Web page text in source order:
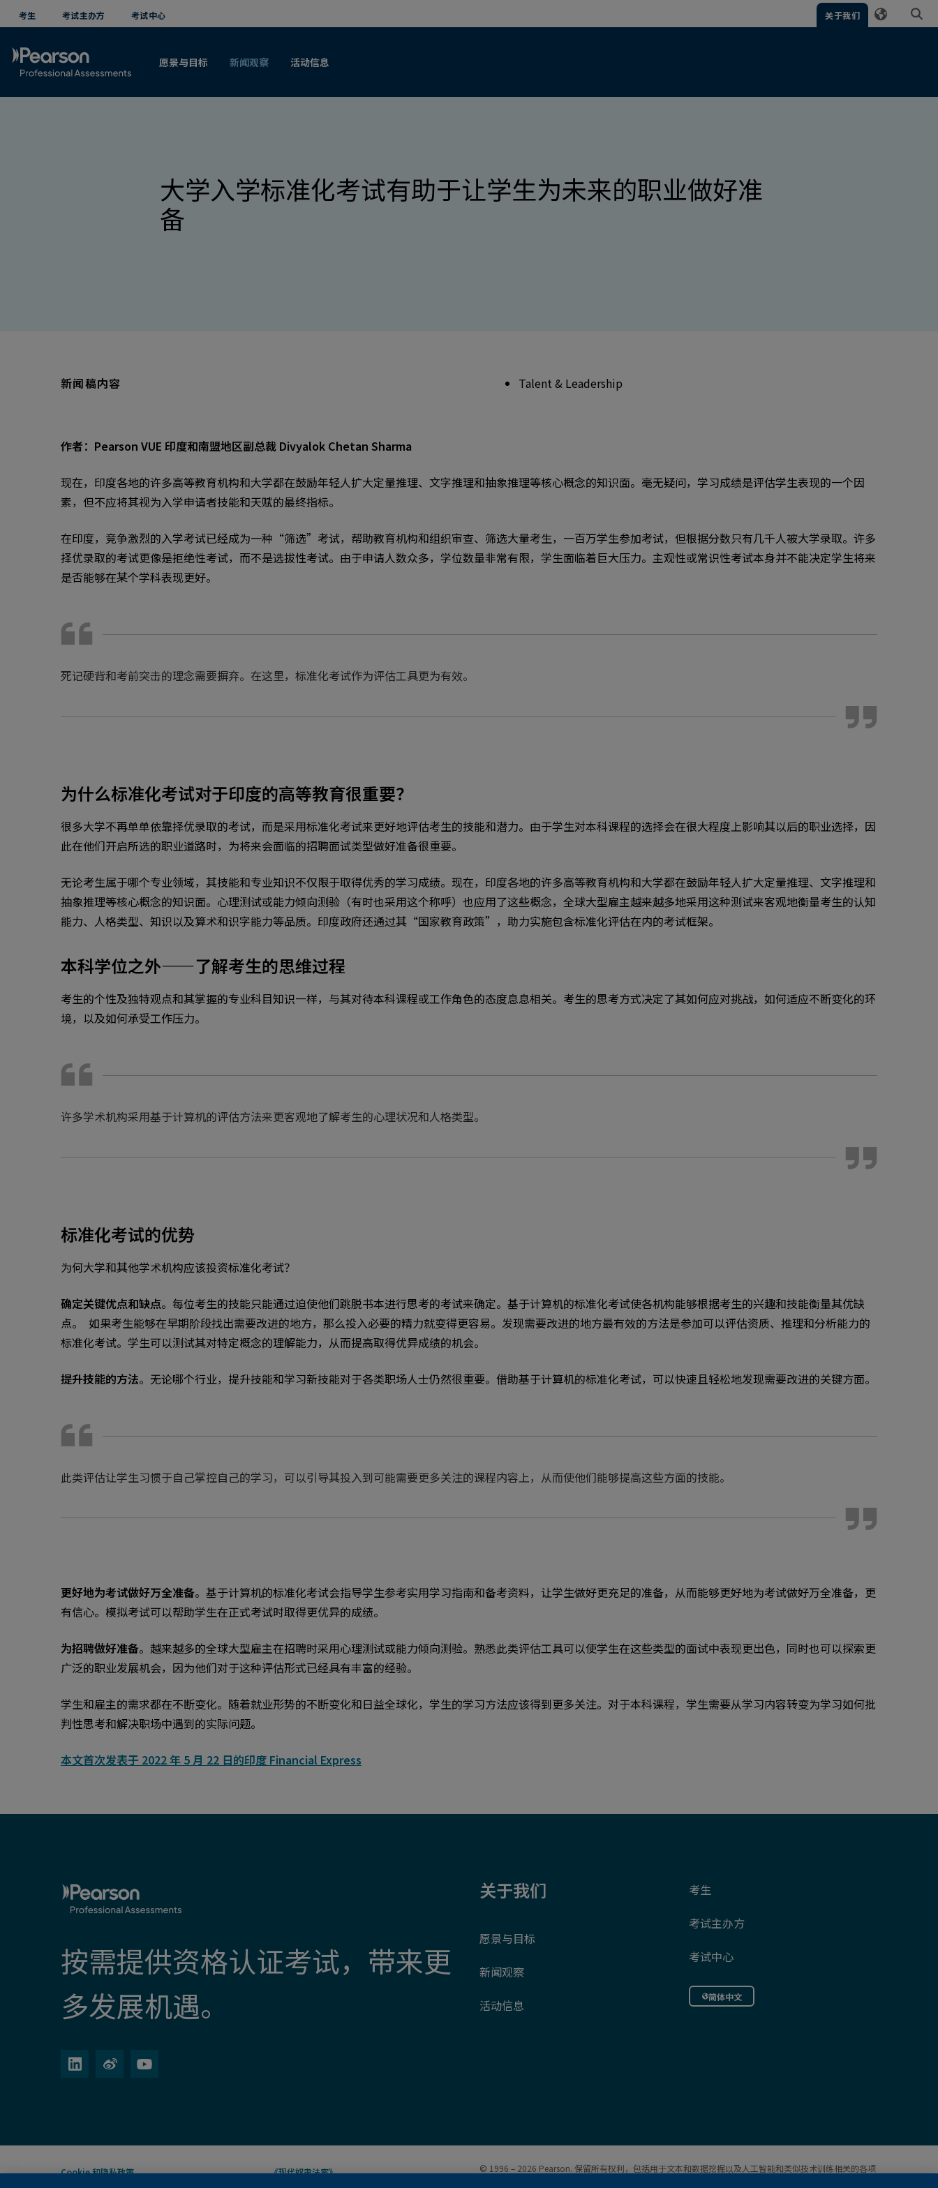
考生 考试主办方 考试中心 关于我们
愿景与目标 新闻观察 活动信息
大学入学标准化考试有助于让学生为未来的职业做好准
备
新闻稿内容 Talent & Leadership
作者：Pearson VUE 印度和南盟地区副总裁 Divyalok Chetan Sharma
现在，印度各地的许多高等教育机构和大学都在鼓励年轻人扩大定量推理、文字推理和抽象推理等核心概念的知识面。毫无疑问，学习成绩是评估学生表现的一个因
素，但不应将其视为入学申请者技能和天赋的最终指标。
在印度，竞争激烈的入学考试已经成为一种“筛选”考试，帮助教育机构和组织审查、筛选大量考生，一百万学生参加考试，但根据分数只有几千人被大学录取。许多
择优录取的考试更像是拒绝性考试，而不是选拔性考试。由于申请人数众多，学位数量非常有限，学生面临着巨大压力。主观性或常识性考试本身并不能决定学生将来
是否能够在某个学科表现更好。
死记硬背和考前突击的理念需要摒弃。在这里，标准化考试作为评估工具更为有效。
为什么标准化考试对于印度的高等教育很重要？
很多大学不再单单依靠择优录取的考试，而是采用标准化考试来更好地评估考生的技能和潜力。由于学生对本科课程的选择会在很大程度上影响其以后的职业选择，因
此在他们开启所选的职业道路时，为将来会面临的招聘面试类型做好准备很重要。
无论考生属于哪个专业领域，其技能和专业知识不仅限于取得优秀的学习成绩。现在，印度各地的许多高等教育机构和大学都在鼓励年轻人扩大定量推理、文字推理和
抽象推理等核心概念的知识面。心理测试或能力倾向测验（有时也采用这个称呼）也应用了这些概念，全球大型雇主越来越多地采用这种测试来客观地衡量考生的认知
能力、人格类型、知识以及算术和识字能力等品质。印度政府还通过其“国家教育政策”，助力实施包含标准化评估在内的考试框架。
本科学位之外——了解考生的思维过程
考生的个性及独特观点和其掌握的专业科目知识一样，与其对待本科课程或工作角色的态度息息相关。考生的思考方式决定了其如何应对挑战，如何适应不断变化的环
境，以及如何承受工作压力。
许多学术机构采用基于计算机的评估方法来更客观地了解考生的心理状况和人格类型。
标准化考试的优势
为何大学和其他学术机构应该投资标准化考试？
确定关键优点和缺点。每位考生的技能只能通过迫使他们跳脱书本进行思考的考试来确定。基于计算机的标准化考试使各机构能够根据考生的兴趣和技能衡量其优缺
点。 如果考生能够在早期阶段找出需要改进的地方，那么投入必要的精力就变得更容易。发现需要改进的地方最有效的方法是参加可以评估资质、推理和分析能力的
标准化考试。学生可以测试其对特定概念的理解能力，从而提高取得优异成绩的机会。
提升技能的方法。无论哪个行业，提升技能和学习新技能对于各类职场人士仍然很重要。借助基于计算机的标准化考试，可以快速且轻松地发现需要改进的关键方面。
此类评估让学生习惯于自己掌控自己的学习，可以引导其投入到可能需要更多关注的课程内容上，从而使他们能够提高这些方面的技能。
更好地为考试做好万全准备。基于计算机的标准化考试会指导学生参考实用学习指南和备考资料，让学生做好更充足的准备，从而能够更好地为考试做好万全准备，更
有信心。模拟考试可以帮助学生在正式考试时取得更优异的成绩。
为招聘做好准备。越来越多的全球大型雇主在招聘时采用心理测试或能力倾向测验。熟悉此类评估工具可以使学生在这些类型的面试中表现更出色，同时也可以探索更
广泛的职业发展机会，因为他们对于这种评估形式已经具有丰富的经验。
学生和雇主的需求都在不断变化。随着就业形势的不断变化和日益全球化，学生的学习方法应该得到更多关注。对于本科课程，学生需要从学习内容转变为学习如何批
判性思考和解决职场中遇到的实际问题。
本文首次发表于 2022 年 5 月 22 日的印度 Financial Express
按需提供资格认证考试，带来更
多发展机遇。
关于我们
愿景与目标
新闻观察
活动信息
考生
考试主办方
考试中心
简体中文
Cookie和隐私政策 《现代奴隶法案》 © 1996 – 2026 Pearson. 保留所有权利，包括用于文本和数据挖掘以及人工智能和类似技术训练相关的各项